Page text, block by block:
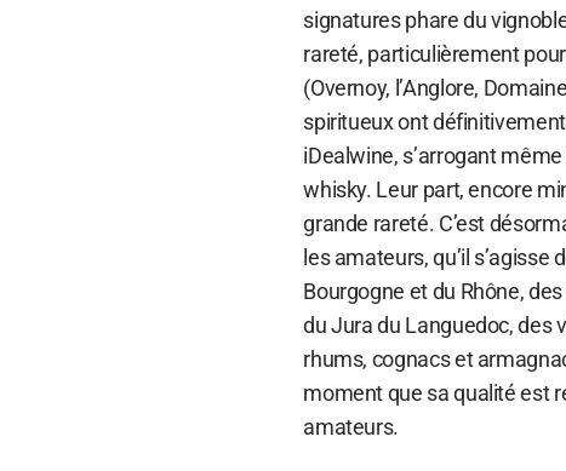
signatures phare du
rareté, particulièrement
(Overnoy, l’Anglore,
spiritueux ont
iDealwine, s’arrogant
whisky. Leur part, encore
grande rareté. C’est
les amateurs, qu’il
Bourgogne et du Rhône,
du Jura du Languedoc, des
rhums, cognacs et
moment que sa qualité est
amateurs.